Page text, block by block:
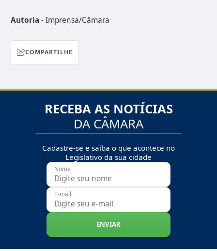
Autoria- Imprensa/Câmara
COMPARTILHE
RECEBA AS NOTÍCIAS
DA CÂMARA
Cadastre-se e saiba o que acontece no
Legislativo da sua cidade
Nome
E-mail
ENVIAR